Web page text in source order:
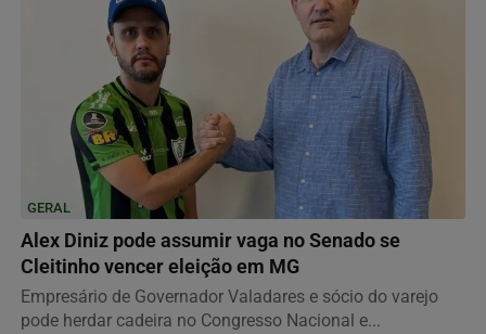
GERAL
Alex Diniz pode assumir vaga no Senado se
Cleitinho vencer eleição em MG
Empresário de Governador Valadares e sócio do varejo
pode herdar cadeira no Congresso Nacional e...